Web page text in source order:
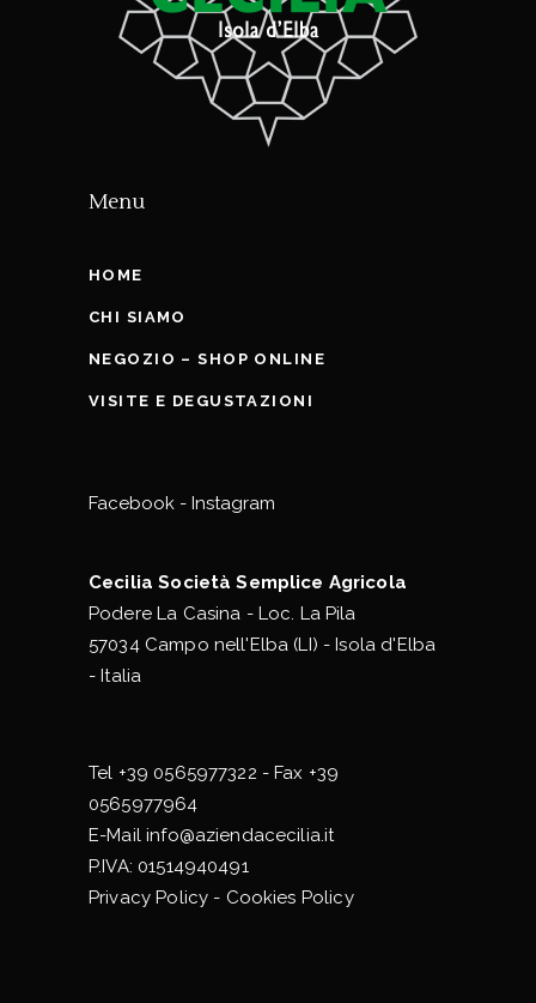
Menu
HOME
CHI SIAMO
NEGOZIO – SHOP ONLINE
VISITE E DEGUSTAZIONI
Facebook - Instagram
Cecilia Società Semplice Agricola
Podere La Casina - Loc. La Pila
57034 Campo nell'Elba (LI) - Isola d'Elba
- Italia
Tel +39 0565977322 - Fax +39
0565977964
E-Mailinfo@aziendacecilia.it
P.IVA: 01514940491
Privacy Policy - Cookies Policy